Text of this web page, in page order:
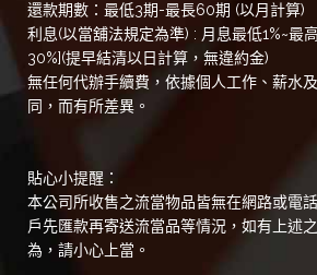
還款期數：最低3期-最長60期 (以月計算)
利息(以當舖法規定為準) : 月息最低1%~最
30%](提早結清以日計算，無違約金)
無任何代辦手續費，依據個人工作、薪水
同，而有所差異。
貼心小提醒：
本公司所收售之流當物品皆無在網路或電
戶先匯款再寄送流當品等情況，如有上述
為，請小心上當。